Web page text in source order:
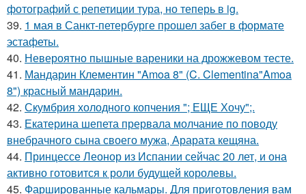
фотографий с репетиции тура, но теперь в ig.
39. 1 мая в Санкт-петербурге прошел забег в формате
эстафеты.
40. Невероятно пышные вареники на дрожжевом тесте.
41. Мандарин Клементин "Amoa 8" (C. Clementina"Amoa
8") красный мандарин.
42. Скумбрия холодного копчения "; ЕЩЕ Хочу";.
43. Екатерина шепета прервала молчание по поводу
внебрачного сына своего мужа, Арарата кещяна.
44. Принцессе Леонор из Испании сейчас 20 лет, и она
активно готовится к роли будущей королевы.
45. Фаршированные кальмары. Для приготовления вам